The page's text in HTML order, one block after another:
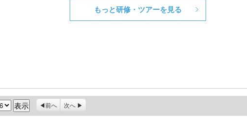
もっと研修・ツアーを見る
前へ 次へ